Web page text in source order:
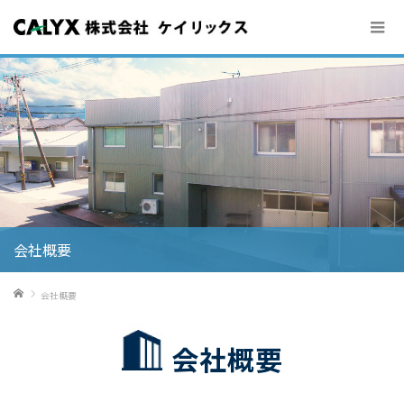
会社概要
ホーム 会社概要
会社概要